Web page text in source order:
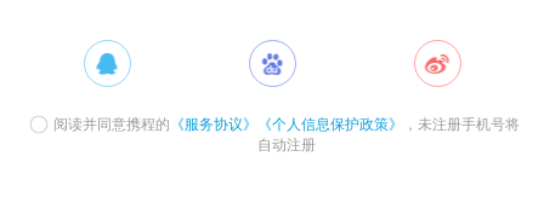
阅读并同意携程的 《服务协议》 《个人信息保护政策》
，未注册手机号将
自动注册